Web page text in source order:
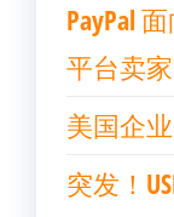
PayPal
平台卖家
美国企
突发！